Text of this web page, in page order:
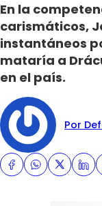
En la
carismáticos,
instantáneos
mataría a
en el país.
Por